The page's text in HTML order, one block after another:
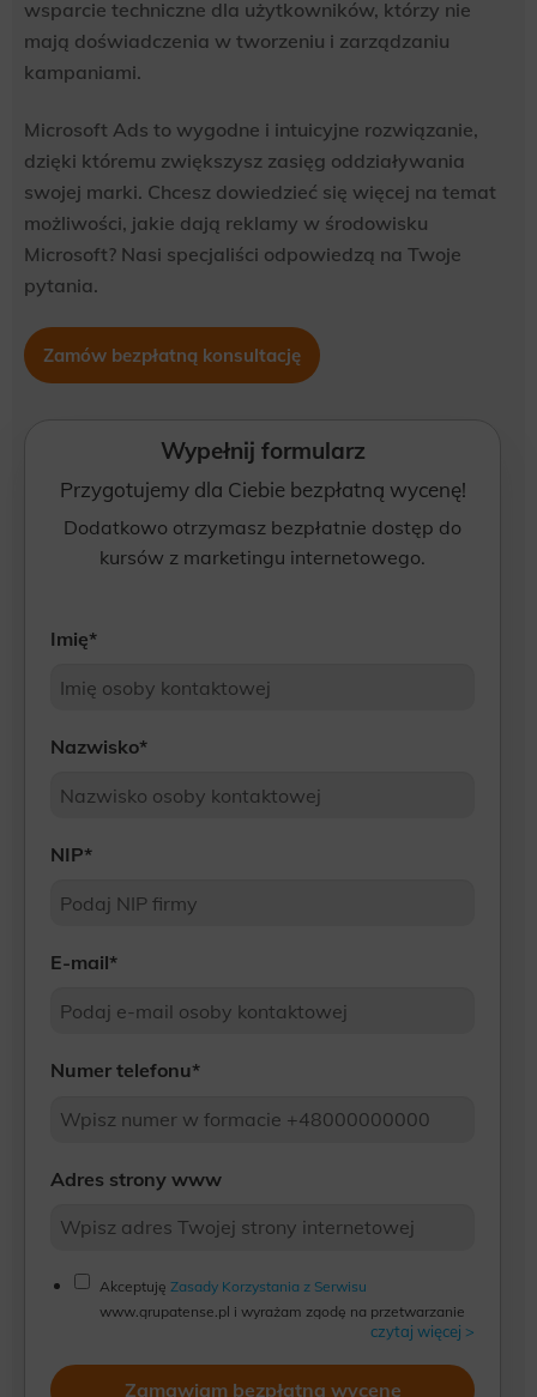
wsparcie techniczne dla użytkowników, którzy nie
mają doświadczenia w tworzeniu i zarządzaniu
kampaniami.
Microsoft Ads to wygodne i intuicyjne rozwiązanie,
dzięki któremu zwiększysz zasięg oddziaływania
swojej marki. Chcesz dowiedzieć się więcej na temat
możliwości, jakie dają reklamy w środowisku
Microsoft? Nasi specjaliści odpowiedzą na Twoje
pytania.
Zamów bezpłatną konsultację
Wypełnij formularz
Przygotujemy dla Ciebie bezpłatną wycenę!
Dodatkowo otrzymasz bezpłatnie dostęp do
kursów z marketingu internetowego.
Imię*
Nazwisko*
NIP*
E-mail*
Numer telefonu*
Adres strony www
AkceptujęZasady Korzystania z Serwisu
www.grupatense.pl i wyrażam zgodę na przetwarzanie
przez WeNet Group S.A., WeNet sp. z o.o., WebWave
sp. z o.o. udostępnionych przeze mnie danych
osobowych na warunkach opisanych w Zasadach.
czytaj więcej >